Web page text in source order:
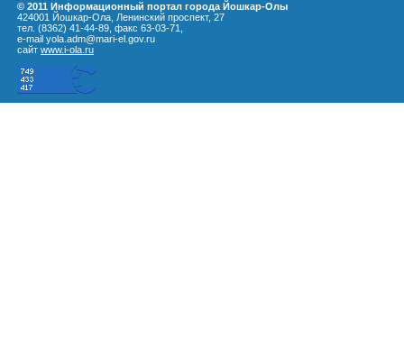
© 2011 Информационный портал города Йошкар-Олы
424001 Йошкар-Ола, Ленинский проспект, 27
тел. (8362) 41-44-89, факс 63-03-71,
e-mail yola.adm@mari-el.gov.ru
сайт www.i-ola.ru